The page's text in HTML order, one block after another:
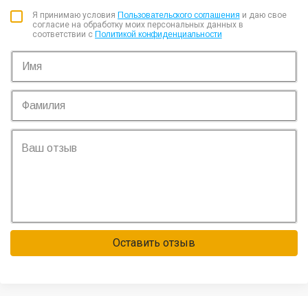
Я принимаю условия Пользовательского соглашения и даю свое
согласие на обработку моих персональных данных в
соответствии с Политикой конфиденциальности
Оставить отзыв